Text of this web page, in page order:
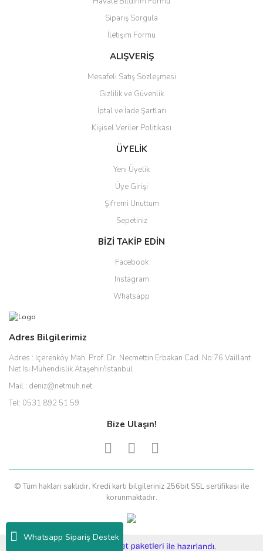
Whatsapp Sipariş Destek
Ürün bilgilerinde hatalar bulunuyor.
Ürün fiyatı diğer sitelerden daha pahalı.
Bu ürüne benzer farklı alternatifler olmalı.
Gönder
Sipariş Sorgula
İletişim Formu
ALIŞVERİŞ
Mesafeli Satış Sözleşmesi
Gizlilik ve Güvenlik
İptal ve İade Şartları
Kişisel Veriler Politikası
ÜYELİK
Yeni Üyelik
Üye Girişi
Şifremi Unuttum
Sepetiniz
BİZİ TAKİP EDİN
Facebook
Instagram
Whatsapp
Adres Bilgilerimiz
Adres : İçerenköy Mah. Prof. Dr. Necmettin Erbakan Cad. No:76 Vaillant
Net Isı Mühendislik Ataşehir/İstanbul
Mail : deniz@netmuh.net
Tel: 0531 892 51 59
Bize Ulaşın!
© Tüm hakları saklıdır. Kredi kartı bilgileriniz 256bit SSL sertifikası ile
korunmaktadır.
e-